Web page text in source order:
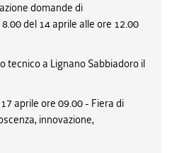
domande di
del 14 aprile alle ore 12.00
tecnico a Lignano Sabbiadoro il
aprile ore 09.00 - Fiera di
innovazione,